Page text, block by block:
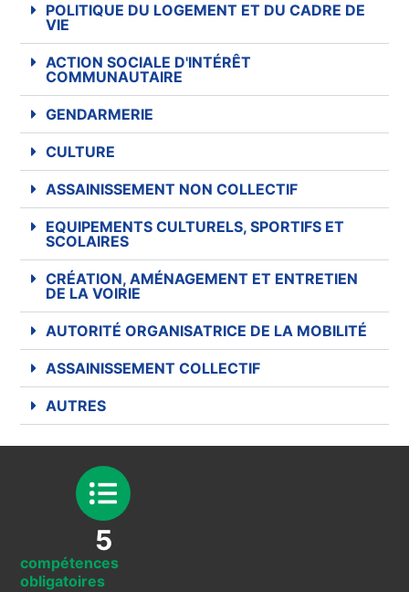
POLITIQUE DU LOGEMENT ET DU CADRE DE
VIE
ACTION SOCIALE D'INTÉRÊT
COMMUNAUTAIRE
GENDARMERIE
CULTURE
ASSAINISSEMENT NON COLLECTIF
EQUIPEMENTS CULTURELS, SPORTIFS ET
SCOLAIRES
CRÉATION, AMÉNAGEMENT ET ENTRETIEN
DE LA VOIRIE
AUTORITÉ ORGANISATRICE DE LA MOBILITÉ
ASSAINISSEMENT COLLECTIF
AUTRES
compétences
obligatoires
5